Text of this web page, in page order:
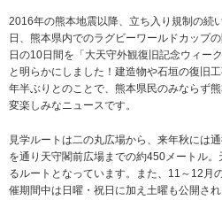
2016年の熊本地震以降、立ち入り規制の続
日、熊本県内でのラグビーワールドカップ
日の10日間を「大天守外観復旧記念ウィー
と明らかにしました！建造物や石垣の復旧
年半ぶりとのことで、熊本県民のみならず
変楽しみなニュースです。
見学ルートは二の丸広場から、来年秋には
を通り天守閣前広場までの約450メートル
るルートとなっています。また、11～12月
催期間中は日曜・祝日に加え土曜も公開さ